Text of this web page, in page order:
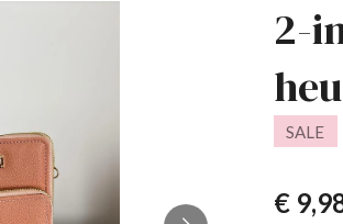
2-
SALE
€